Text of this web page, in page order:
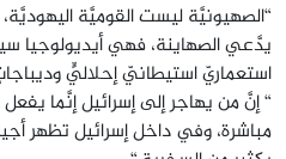
“الصهيونيَّة ليست القوميَّة
يدَّعي الصهاينة، فهي أيديولوجيا
استعماريّ استيطانيّ إحلاليٍّ
“ إنَّ من يهاجر إلى إسرائيل إنَّما
مباشرة، وفي داخل إسرائيل تظهر